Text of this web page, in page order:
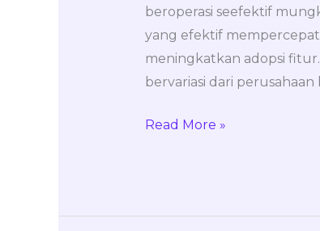
beroperasi seefektif
yang efektif
meningkatkan adopsi
bervariasi dari
Read More »